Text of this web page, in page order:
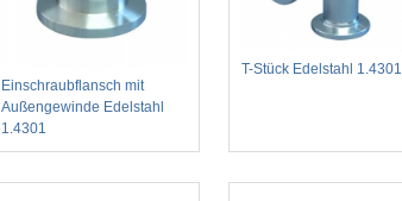
Einschraubflansch mit
Außengewinde Edelstahl
1.4301
T-Stück Edelstahl 1.4301